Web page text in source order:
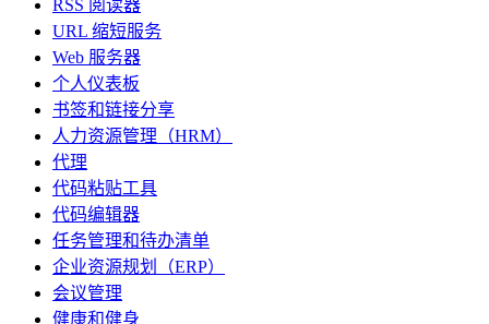
RSS 阅读器
URL 缩短服务
Web 服务器
个人仪表板
书签和链接分享
人力资源管理（HRM）
代理
代码粘贴工具
代码编辑器
任务管理和待办清单
企业资源规划（ERP）
会议管理
健康和健身